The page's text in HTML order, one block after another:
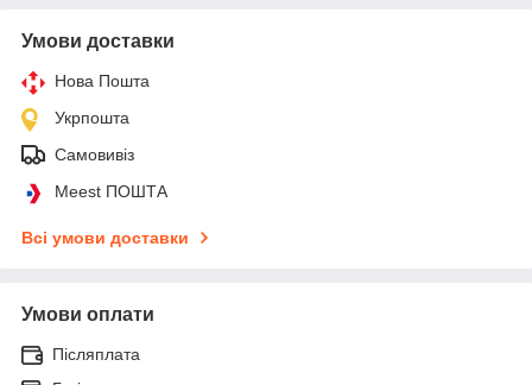
Умови доставки
Нова Пошта
Укрпошта
Самовивіз
Meest ПОШТА
Всі умови доставки
Умови оплати
Післяплата